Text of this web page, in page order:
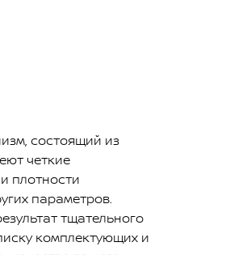
состоящий из
четкие
плотности
параметров.
тщательного
комплектующих и